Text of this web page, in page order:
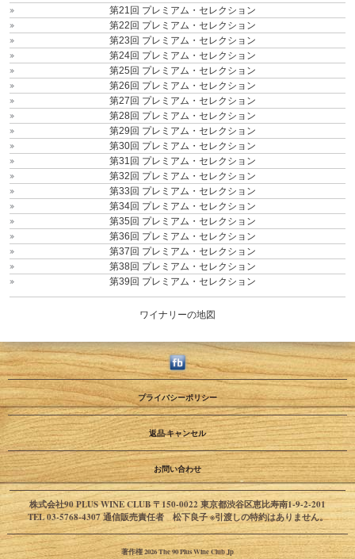
第21回 プレミアム・セレクション
第22回 プレミアム・セレクション
第23回 プレミアム・セレクション
第24回 プレミアム・セレクション
第25回 プレミアム・セレクション
第26回 プレミアム・セレクション
第27回 プレミアム・セレクション
第28回 プレミアム・セレクション
第29回 プレミアム・セレクション
第30回 プレミアム・セレクション
第31回 プレミアム・セレクション
第32回 プレミアム・セレクション
第33回 プレミアム・セレクション
第34回 プレミアム・セレクション
第35回 プレミアム・セレクション
第36回 プレミアム・セレクション
第37回 プレミアム・セレクション
第38回 プレミアム・セレクション
第39回 プレミアム・セレクション
ワイナリーの地図
プライバシーポリシー
返品·キャンセル
お問い合わせ
株式会社90 PLUS WINE CLUB 〒150-0022 東京都渋谷区恵比寿南1-9-2-201
TEL 03-5768-4307 通信販売責任者 松下良子 ※引渡しの特約はありません。
著作権 2026 The 90 Plus Wine Club Jp